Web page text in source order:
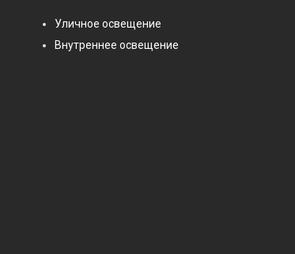
Уличное освещение
Внутреннее освещение